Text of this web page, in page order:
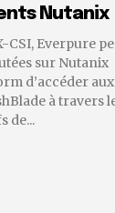
Nutanix
CSI, Everpure
sur Nutanix
d’accéder
à travers
de...